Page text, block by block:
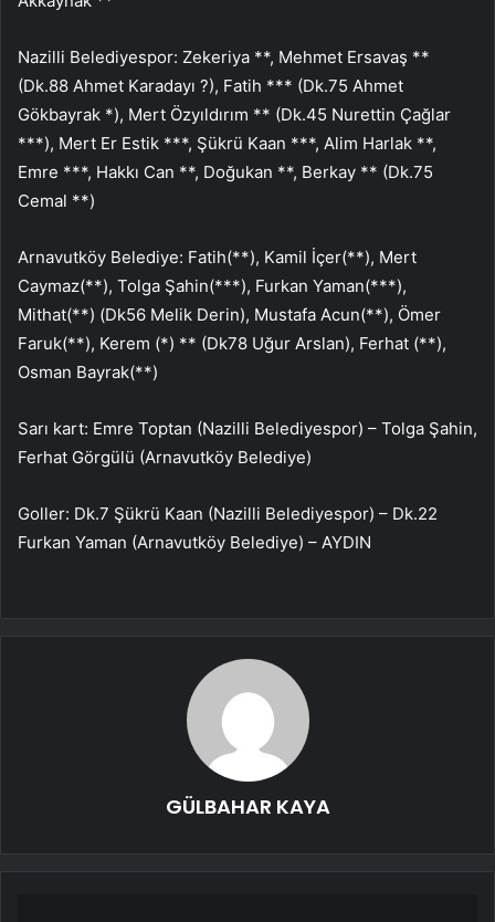
Nazilli Belediyespor: Zekeriya **, Mehmet Ersavaş **
(Dk.88 Ahmet Karadayı ?), Fatih *** (Dk.75 Ahmet
Gökbayrak *), Mert Özyıldırım ** (Dk.45 Nurettin Çağlar
***), Mert Er Estik ***, Şükrü Kaan ***, Alim Harlak **,
Emre ***, Hakkı Can **, Doğukan **, Berkay ** (Dk.75
Cemal **)
Arnavutköy Belediye: Fatih(**), Kamil İçer(**), Mert
Caymaz(**), Tolga Şahin(***), Furkan Yaman(***),
Mithat(**) (Dk56 Melik Derin), Mustafa Acun(**), Ömer
Faruk(**), Kerem (*) ** (Dk78 Uğur Arslan), Ferhat (**),
Osman Bayrak(**)
Sarı kart: Emre Toptan (Nazilli Belediyespor) – Tolga Şahin,
Ferhat Görgülü (Arnavutköy Belediye)
Goller: Dk.7 Şükrü Kaan (Nazilli Belediyespor) – Dk.22
Furkan Yaman (Arnavutköy Belediye) – AYDIN
GÜLBAHAR KAYA